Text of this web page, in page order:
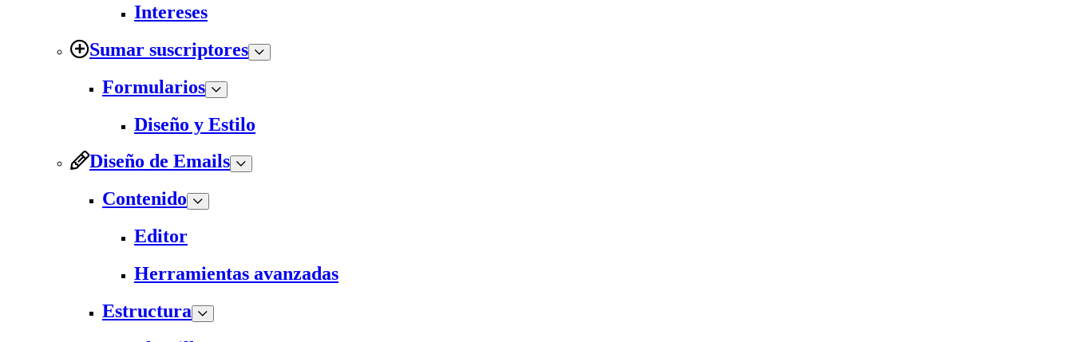
Intereses
Sumar suscriptores
Formularios
Diseño y Estilo
Diseño de Emails
Contenido
Editor
Herramientas avanzadas
Estructura